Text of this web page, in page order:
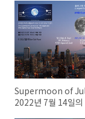
Supermoon of
2022년 7월 14일의